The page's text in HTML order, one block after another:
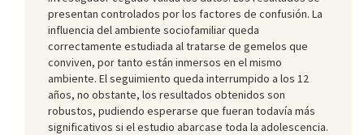
presentan controlados por los factores de confusión. La
influencia del ambiente sociofamiliar queda
correctamente estudiada al tratarse de gemelos que
conviven, por tanto están inmersos en el mismo
ambiente. El seguimiento queda interrumpido a los 12
años, no obstante, los resultados obtenidos son
robustos, pudiendo esperarse que fueran todavía más
significativos si el estudio abarcase toda la adolescencia.